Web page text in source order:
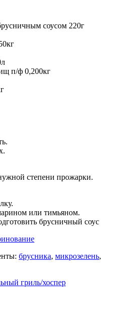
соусом 220г
п/ф 0,200кг
степени прожарки.
или тимьяном.
брусничный соус
брусника, микрозелень,
гриль/хоспер